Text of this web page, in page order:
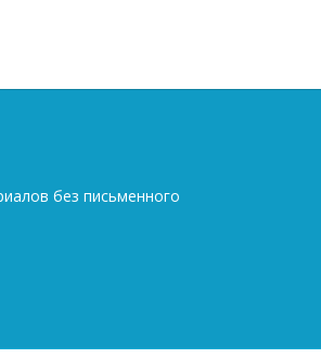
без письменного